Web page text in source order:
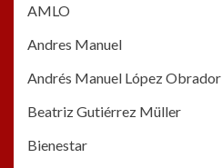
AMLO
Andres Manuel
Andrés Manuel López Obrador
Beatriz Gutiérrez Müller
Bienestar